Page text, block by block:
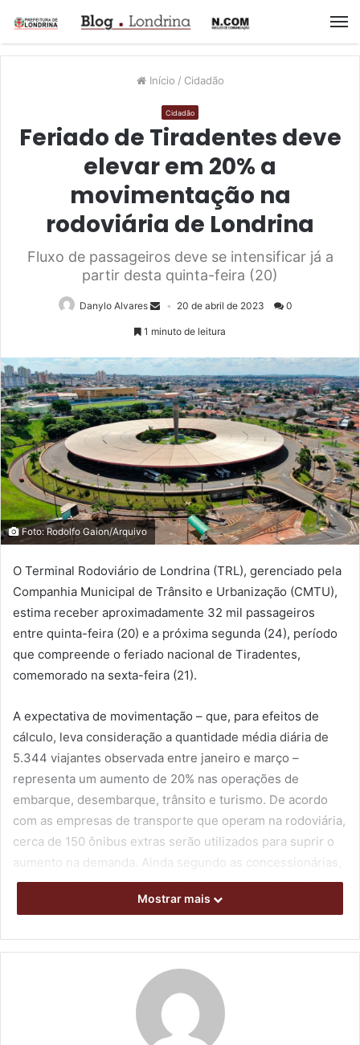
Início / Cidadão
Cidadão
Feriado de Tiradentes deve
elevar em 20% a
movimentação na
rodoviária de Londrina
Fluxo de passageiros deve se intensificar já a
partir desta quinta-feira (20)
Danylo Alvares 20 de abril de 2023 0
1 minuto de leitura
Foto: Rodolfo Gaion/Arquivo
O Terminal Rodoviário de Londrina (TRL), gerenciado pela
Companhia Municipal de Trânsito e Urbanização (CMTU),
estima receber aproximadamente 32 mil passageiros
entre quinta-feira (20) e a próxima segunda (24), período
que compreende o feriado nacional de Tiradentes,
comemorado na sexta-feira (21).
A expectativa de movimentação – que, para efeitos de
cálculo, leva consideração a quantidade média diária de
5.344 viajantes observada entre janeiro e março –
representa um aumento de 20% nas operações de
embarque, desembarque, trânsito e turismo. De acordo
com as empresas de transporte que operam na rodoviária,
cerca de 150 ônibus extras serão utilizados para suprir o
aumento na demanda. Ainda segundo as concessionárias,
a maior parte dos coletivos sairá do município com destino
a São Paulo, Curitiba, cidades do litoral catarinense e de
Para quem deixará Londrina no feriado prolongado, os
períodos de fluxo mais intenso devem ser registrados na
quinta-feira (20) e no domingo (23). Já os desembarques
têm previsão de ocorrer em maior número na sexta (21) e
Mostrar mais